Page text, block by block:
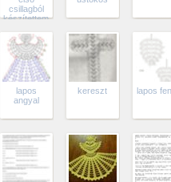
csillagból
készítettem
lapos
angyal
kereszt lapos